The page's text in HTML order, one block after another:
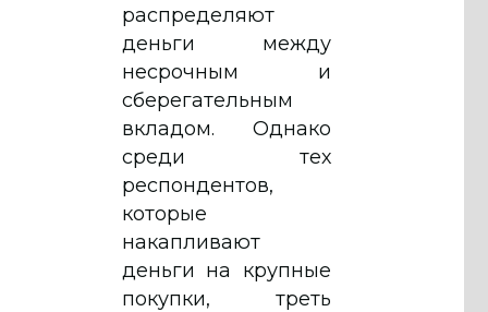
распределяют
деньги между
несрочным и
сберегательным
вкладом. Однако
среди тех
респондентов,
которые
накапливают
деньги на крупные
покупки, треть